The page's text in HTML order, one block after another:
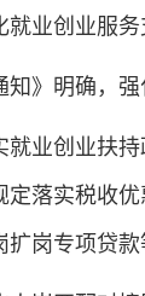
业创业服务
明确，强
创业扶持
定落实税收
扩岗专项贷款